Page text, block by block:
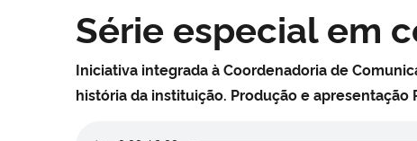
Série especial em
Iniciativa integrada à Coordenadoria de
história da instituição. Produção e apresentação